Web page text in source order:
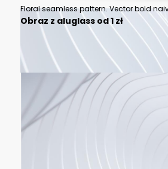
Obraz z aluglass od 1 zł